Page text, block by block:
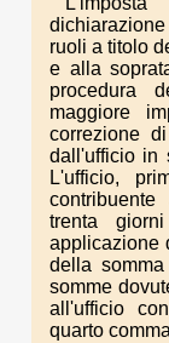
ruoli a titolo
e alla
procedura
maggiore
correzione
dall'ufficio in
L'ufficio,
trenta
applicazione
della
somme
all'ufficio
quarto